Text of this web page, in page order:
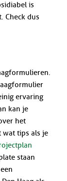
is
Check dus
ervaring
kan je
het
wat tips als je
staan